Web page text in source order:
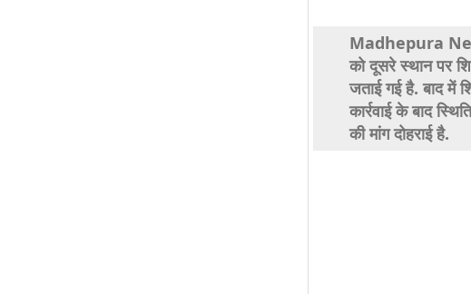
Madhepura News
को दूसरे स्थान पर
जताई गई है. बाद में
कार्रवाई के बाद
की मांग दोहराई है.